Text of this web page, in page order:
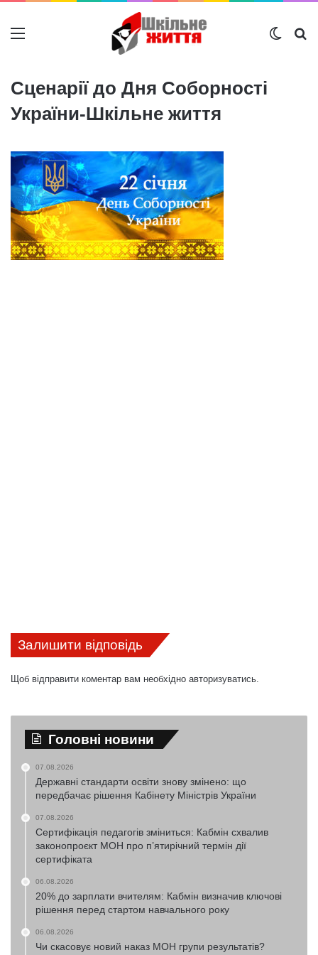
Меню
Сценарії до Дня Соборності
України-Шкільне життя
Залишити відповідь
Щоб відправити коментар вам необхідно авторизуватись.
Головні новини
07.08.2026
Державні стандарти освіти знову змінено: що
передбачає рішення Кабінету Міністрів України
07.08.2026
Сертифікація педагогів зміниться: Кабмін схвалив
законопроєкт МОН про п’ятирічний термін дії
сертифіката
06.08.2026
20% до зарплати вчителям: Кабмін визначив ключові
рішення перед стартом навчального року
06.08.2026
Чи скасовує новий наказ МОН групи результатів?